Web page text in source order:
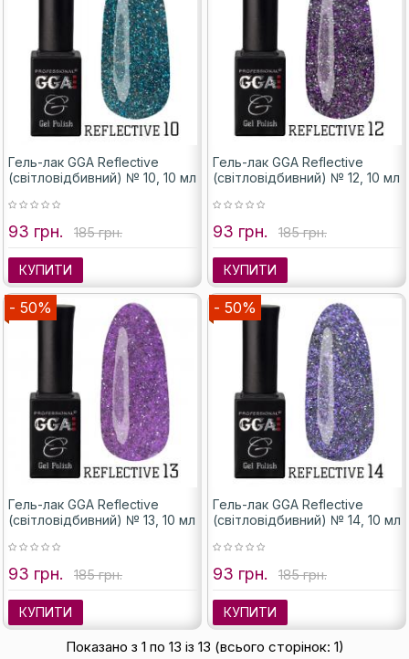
Гель-лак GGA Reflective
(світловідбивний) № 10, 10 мл
93 грн. 185 грн.
КУПИТИ
Гель-лак GGA Reflective
(світловідбивний) № 12, 10 мл
93 грн. 185 грн.
КУПИТИ
- 50%
Гель-лак GGA Reflective
(світловідбивний) № 13, 10 мл
93 грн. 185 грн.
КУПИТИ
- 50%
Гель-лак GGA Reflective
(світловідбивний) № 14, 10 мл
93 грн. 185 грн.
КУПИТИ
Показано з 1 по 13 із 13 (всього сторінок: 1)